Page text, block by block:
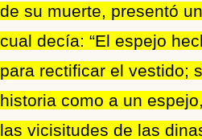
de su muerte, presentó
cual decía: “El espejo
para rectificar el vestido;
historia como a un
las vicisitudes de las